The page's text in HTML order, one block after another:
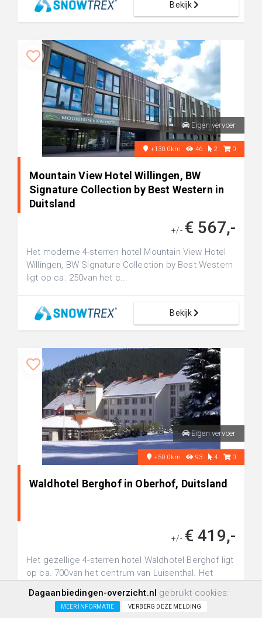
Bekijk
Eigen vervoer
+130.0km 46 2 0
Mountain View Hotel Willingen, BW
Signature Collection by Best Western in
Duitsland
+/- € 567,-
Het moderne 4-sterren hotel Mountain View Hotel
Willingen, BW Signature Collection by Best Western
ligt op ca. 250van het c...
Bekijk
Eigen vervoer
+50.0km 93 4 0
Waldhotel Berghof in Oberhof, Duitsland
+/- € 419,-
Het gezellige 4-sterren hotel Waldhotel Berghof ligt
op ca. 700van het centrum van Luisenthal. Het
Dagaanbiedingen-overzicht.nl gebruikt cookies:
MEER INFORMATIE VERBERG DEZE MELDING